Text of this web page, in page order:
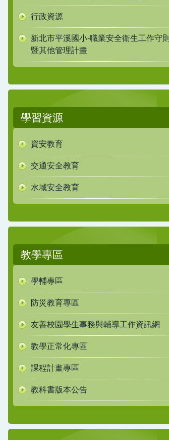
行政資源
新北市平溪國小-職業安全衛生工作守則
暨其他管理計畫
學習資源
資安教育
交通安全教育
水域安全教育
教學專區
學輔專區
防災教育專區
友善校園學生事務與輔導工作資訊網
教學正常化專區
課程計畫專區
教科書版本公告